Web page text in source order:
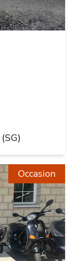
Occasion